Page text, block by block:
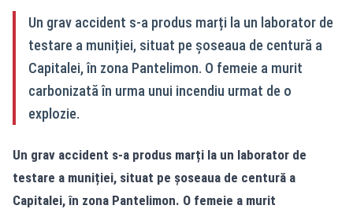
Un grav accident s-a produs marți la un laborator de
testare a muniției, situat pe șoseaua de centură a
Capitalei, în zona Pantelimon. O femeie a murit
carbonizată în urma unui incendiu urmat de o
explozie.
Un grav accident s-a produs marți la un laborator de
testare a muniției, situat pe șoseaua de centură a
Capitalei, în zona Pantelimon. O femeie a murit